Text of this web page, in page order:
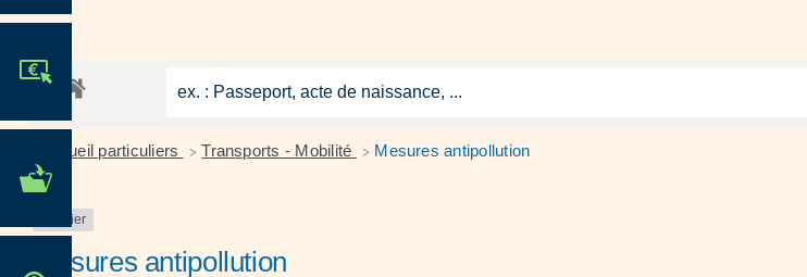
MES DÉMARCHES
Accueil particuliers > Transports - Mobilité > Mesures antipollution
Dossier
Mesures antipollution